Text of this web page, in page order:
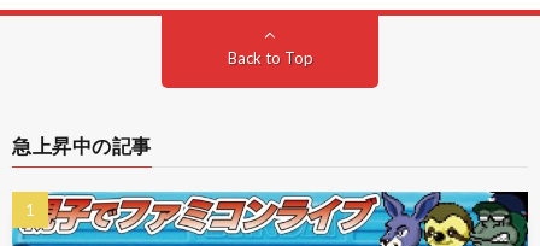
Back to Top
急上昇中の記事